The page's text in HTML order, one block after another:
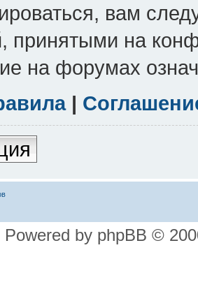
вам
принятыми на
на форумах
|
Powered by phpBB ©